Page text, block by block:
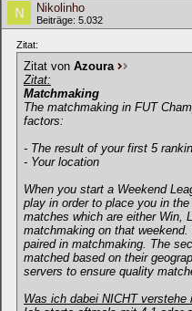
Nikolinho
Beiträge: 5.032
Zitat:
Zitat von Azoura
Zitat:
Matchmaking
The matchmaking in FUT
factors:
- The result of your first 5
- Your location
When you start a Weekend
play in order to place you in
matches which are either Win,
matchmaking on that
paired in matchmaking. The
matched based on their
servers to ensure quality
Was ich dabei NICHT verstehe